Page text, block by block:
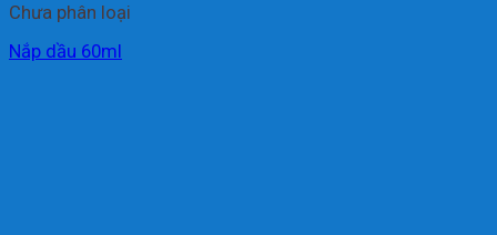
Chưa phân loại
Nắp dầu 60ml